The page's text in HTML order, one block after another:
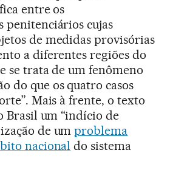
entre os
penitenciários cujas
de medidas provisórias
a diferentes regiões do
se trata de um fenômeno
do que os quatro casos
Mais à frente, o texto
Brasil um “indício de
de umproblema
nacional do sistema